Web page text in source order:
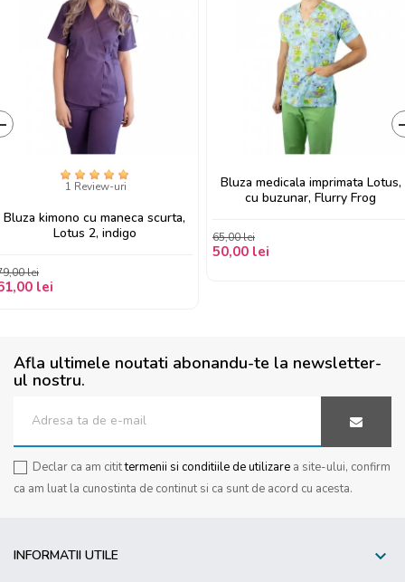
1 Review-uri
Bluza kimono cu maneca scurta,
Lotus 2, indigo
lei
lei
Bluza medicala imprimata Lotus,
cu buzunar, Flurry Frog
65,00 lei
50,00 lei
Afla ultimele noutati abonandu-te la newsletter-
ul nostru.
Declar ca am citittermenii si conditiile de utilizare a site-ului, confirm
ca am luat la cunostinta de continut si ca sunt de acord cu acesta.
INFORMATII UTILE 